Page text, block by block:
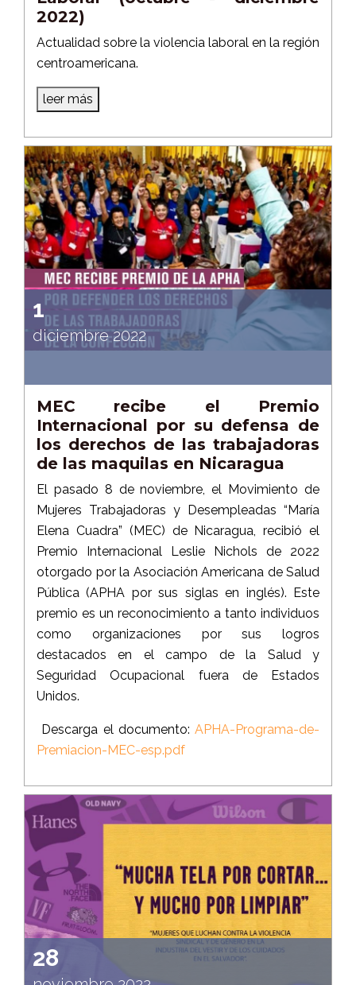
2022)
Actualidad sobre la violencia laboral en la región
centroamericana.
leer más
1
diciembre 2022
MEC recibe el Premio
Internacional por su defensa de
los derechos de las trabajadoras
de las maquilas en Nicaragua
El pasado 8 de noviembre, el Movimiento de
Mujeres Trabajadoras y Desempleadas “María
Elena Cuadra” (MEC) de Nicaragua, recibió el
Premio Internacional Leslie Nichols de 2022
otorgado por la Asociación Americana de Salud
Pública (APHA por sus siglas en inglés). Este
premio es un reconocimiento a tanto individuos
como organizaciones por sus logros
destacados en el campo de la Salud y
Seguridad Ocupacional fuera de Estados
Unidos.
Descarga el documento: APHA-Programa-de-
Premiacion-MEC-esp.pdf
28